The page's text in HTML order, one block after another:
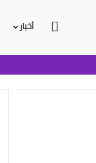
الرئيسية
أخبار